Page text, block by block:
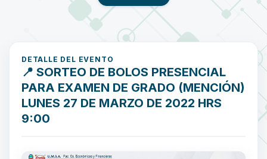
DETALLE DEL EVENTO
📍 SORTEO DE BOLOS PRESENCIAL
PARA EXAMEN DE GRADO (MENCIÓN)
LUNES 27 DE MARZO DE 2022 HRS
9:00